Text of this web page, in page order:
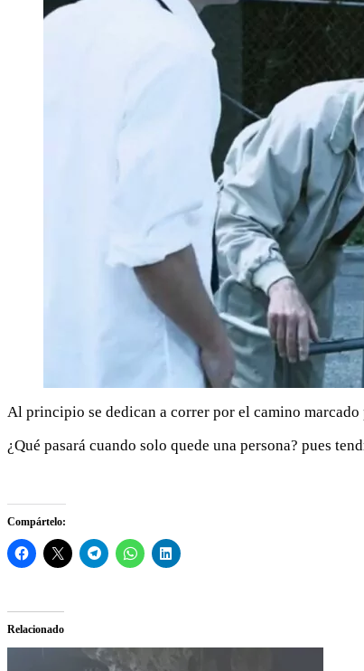
Al principio se dedican a correr por el camino
¿Qué pasará cuando solo quede una persona? pues
Compártelo:
Relacionado